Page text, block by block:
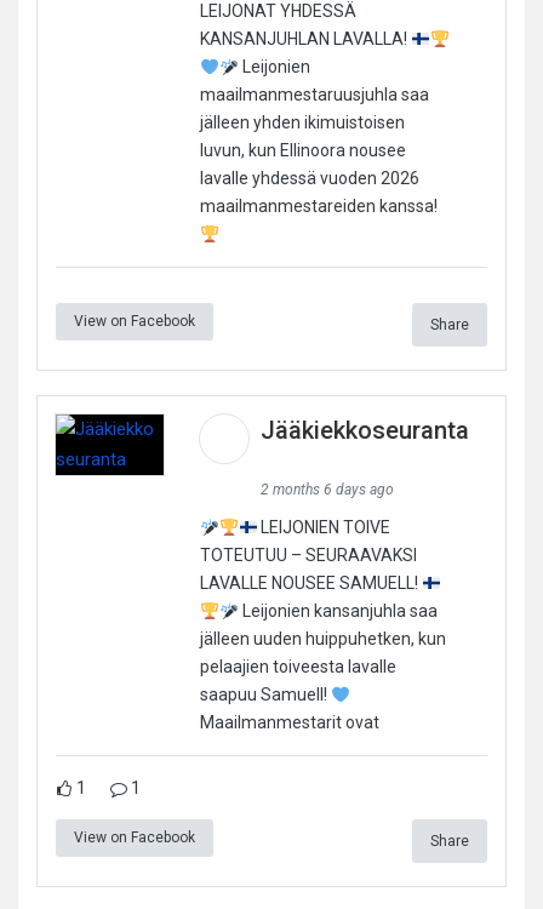
LEIJONAT YHDESSÄ
KANSANJUHLAN LAVALLA!
Leijonien
maailmanmestaruusjuhla saa
jälleen yhden ikimuistoisen
luvun, kun Ellinoora nousee
lavalle yhdessä vuoden 2026
maailmanmestareiden kanssa!
View on Facebook Share
Jääkiekkoseuranta
2 months 6 days ago
LEIJONIEN TOIVE
TOTEUTUU – SEURAAVAKSI
LAVALLE NOUSEE SAMUELL!
Leijonien kansanjuhla saa
jälleen uuden huippuhetken, kun
pelaajien toiveesta lavalle
saapuu Samuell!
Maailmanmestarit ovat
1 1
View on Facebook Share